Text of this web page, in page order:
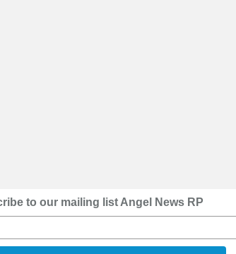
to our mailing list Angel News RP